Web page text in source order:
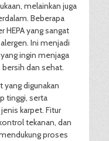
melainkan juga
Beberapa
HEPA yang sangat
Ini menjadi
ingin menjaga
bersih dan sehat.
yang digunakan
tinggi, serta
karpet. Fitur
tekanan, dan
proses